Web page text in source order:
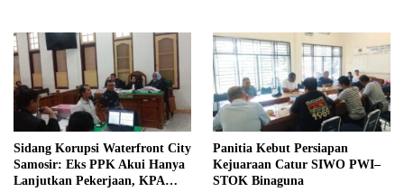
Sidang Korupsi Waterfront City
Samosir: Eks PPK Akui Hanya
Lanjutkan Pekerjaan, KPA
Panitia Kebut Persiapan
Kejuaraan Catur SIWO PWI–
STOK Binaguna